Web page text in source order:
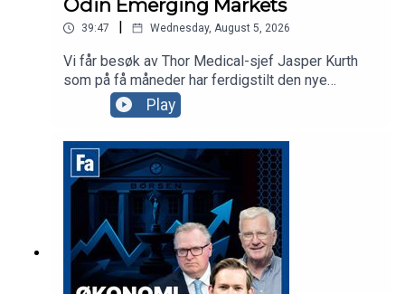
Odin Emerging Markets
39:47 Wednesday, August 5, 2026
Vi får besøk av Thor Medical-sjef Jasper Kurth
som på få måneder har ferdigstilt den nye
fabrikken på Herøya og levert første kundeordre.
Odin-forvalter Dan Erik Glover forklarer hvorfor
«fremvoksende økonomier»-fond i dag i praksis
er techfond og aksjekommentator Karl Johan
Molnes minner oss om at det er mer AI og
telekom enn Space i SpaceX.
Play